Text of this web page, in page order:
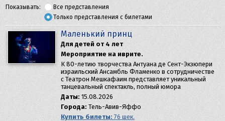
Показывать:
Все представления
Только представления с билетами
Маленький принц
Для детей от 4 лет
Мероприятие на иврите.
К 80-летию творчества Антуана де Сент-Экзюпери
израильский Ансамбль Фламенко в сотрудничестве
с Театрон Мешкафаим представляет уникальный
танцевальный спектакль, полный юмора
Даты: 15.08.2026
Города: Тель-Авив-Яффо
Купить билеты: 76 шек.